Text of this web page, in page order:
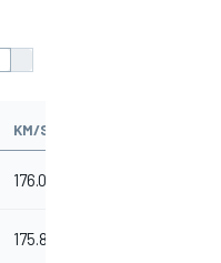
KM/SA
176.004
175.899